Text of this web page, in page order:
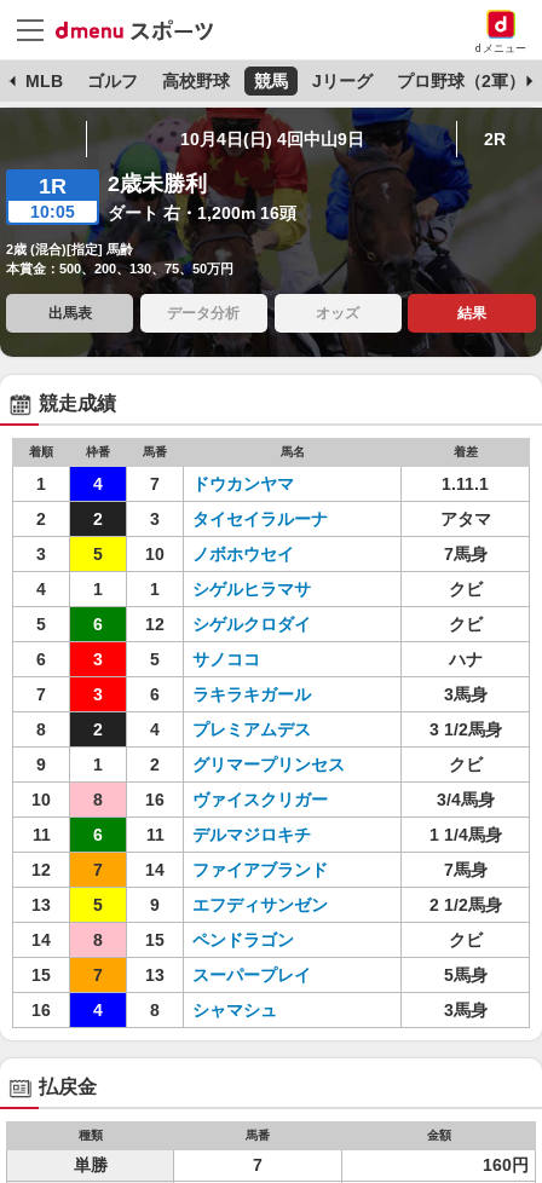
dメニュー
MLB ゴルフ 高校野球 競馬 Jリーグ プロ野球（2軍）
10月4日(日) 4回中山9日 2R
1R
10:05
2歳未勝利
ダート 右・1,200m 16頭
2歳 (混合)[指定] 馬齢
本賞金：500、200、130、75、50万円
出馬表 データ分析 オッズ 結果
競走成績
着順 枠番 馬番 馬名 着差
1 4 7 ドウカンヤマ
1.11.1
2
2 3 タイセイラルーナ
アタマ
3
5 10 ノボホウセイ
7馬身
4
1 1 シゲルヒラマサ
クビ
5
6 12 シゲルクロダイ
クビ
6
3 5 サノココ
ハナ
7
3 6 ラキラキガール
3馬身
8
2 4 プレミアムデス
3 1/2馬身
9
1 2 グリマープリンセス
クビ
10
8 16 ヴァイスクリガー
3/4馬身
11
6 11 デルマジロキチ
1 1/4馬身
12
7 14 ファイアブランド
7馬身
13
5 9 エフディサンゼン
2 1/2馬身
14
8 15 ペンドラゴン
クビ
15
7 13 スーパープレイ
5馬身
16
4 8 シャマシュ 3馬身
払戻金
種類 馬番 金額
単勝 7 160円